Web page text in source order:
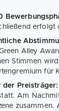
erfolgt
Alley
Stimmen
für
der Preisträger:
Am